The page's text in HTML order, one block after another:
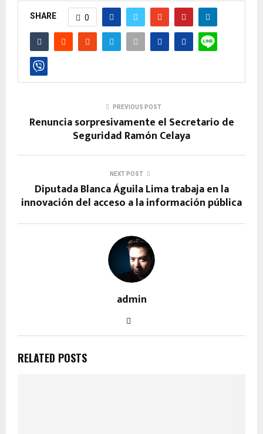
SHARE 0
PREVIOUS POST
Renuncia sorpresivamente el Secretario de
Seguridad Ramón Celaya
NEXT POST
Diputada Blanca Águila Lima trabaja en la
innovación del acceso a la información pública
admin
RELATED POSTS